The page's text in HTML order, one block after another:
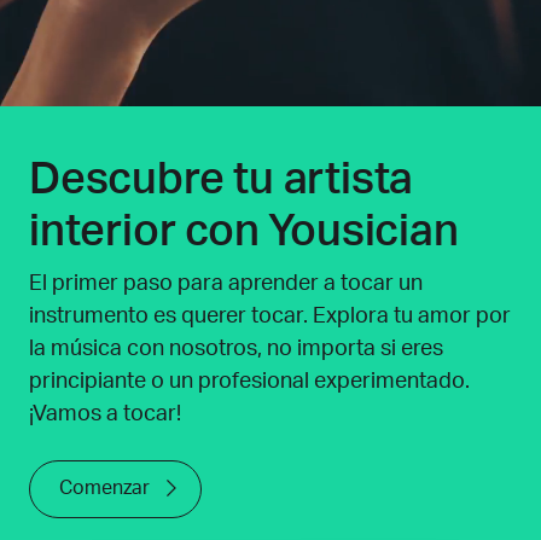
Descubre tu artista
interior con Yousician
El primer paso para aprender a tocar un
instrumento es querer tocar. Explora tu amor por
la música con nosotros, no importa si eres
principiante o un profesional experimentado.
¡Vamos a tocar!
Comenzar